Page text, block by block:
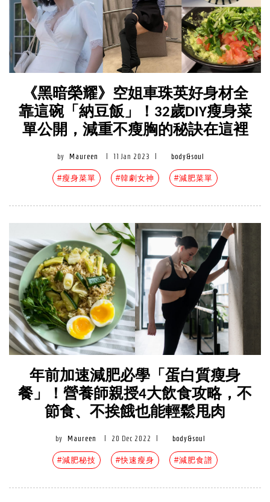
《黑暗榮耀》空姐車珠英好身材全
靠這碗「納豆飯」！32歲DIY瘦身菜
單公開，減重不瘦胸的秘訣在這裡
by Maureen 11 Jan 2023 body&soul
#瘦身菜單 #韓劇女神 #減肥菜單
年前加速減肥必學「蛋白質瘦身
餐」！營養師親授4大飲食攻略，不
節食、不挨餓也能輕鬆甩肉
by Maureen 20 Dec 2022 body&soul
#減肥秘技 #快速瘦身 #減肥食譜